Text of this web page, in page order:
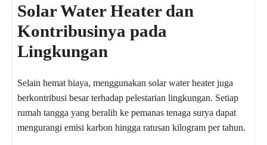
Solar Water Heater dan
Kontribusinya pada
Lingkungan
Selain hemat biaya, menggunakan solar water heater juga
berkontribusi besar terhadap pelestarian lingkungan. Setiap
rumah tangga yang beralih ke pemanas tenaga surya dapat
mengurangi emisi karbon hingga ratusan kilogram per tahun.